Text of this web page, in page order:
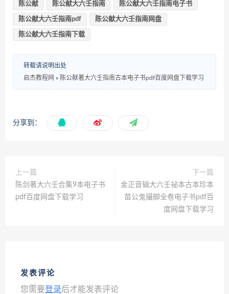
陈公献 陈公献大六壬指南 陈公献大六壬指南电子书
陈公献大六壬指南pdf 陈公献大六壬指南网盘
陈公献大六壬指南下载
转载请说明出处
启杰教程网 » 陈公献著大六壬指南古本电子书pdf百度网盘下载学习
分享到：
上一篇
陈剑著大六壬合集9本电子书
pdf百度网盘下载学习
下一篇
金正音辑大六壬祕本古本珍本
苗公鬼撮脚全卷电子书pdf百
度网盘下载学习
发表评论
您需要登录后才能发表评论